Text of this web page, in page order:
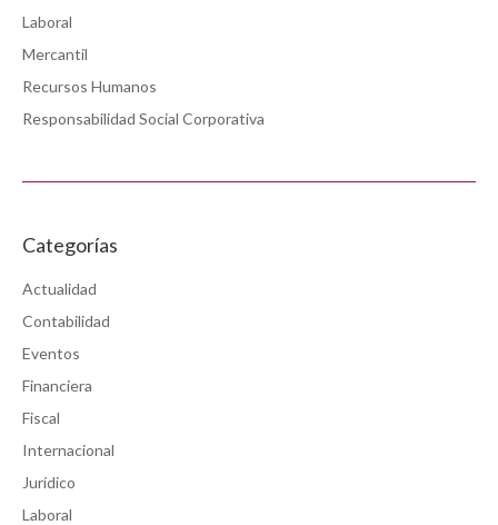
Laboral
Mercantil
Recursos Humanos
Responsabilidad Social Corporativa
Categorías
Actualidad
Contabilidad
Eventos
Financiera
Fiscal
Internacional
Jurídico
Laboral